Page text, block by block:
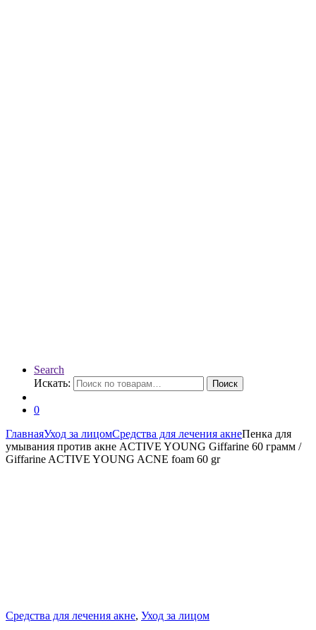
Search
Искать:
Поиск
0
ГлавнаяУход за лицомСредства для лечения акнеПенка для
умывания против акне ACTIVE YOUNG Giffarine 60 грамм /
Giffarine ACTIVE YOUNG ACNE foam 60 gr
Средства для лечения акне, Уход за лицом